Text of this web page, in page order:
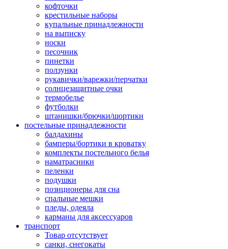
кофточки
крестильные наборы
купальные принадлежности
на выписку
носки
песочник
пинетки
ползунки
рукавички/варежки/перчатки
солнцезащитные очки
термобелье
футболки
штанишки/брючки/шортики
постельные принадлежности
балдахины
бамперы/бортики в кроватку
комплекты постельного белья
наматрасники
пеленки
подушки
позиционеры для сна
спальные мешки
пледы, одеяла
карманы для аксеcсуаров
транспорт
Товар отсутствует
санки, снегокаты